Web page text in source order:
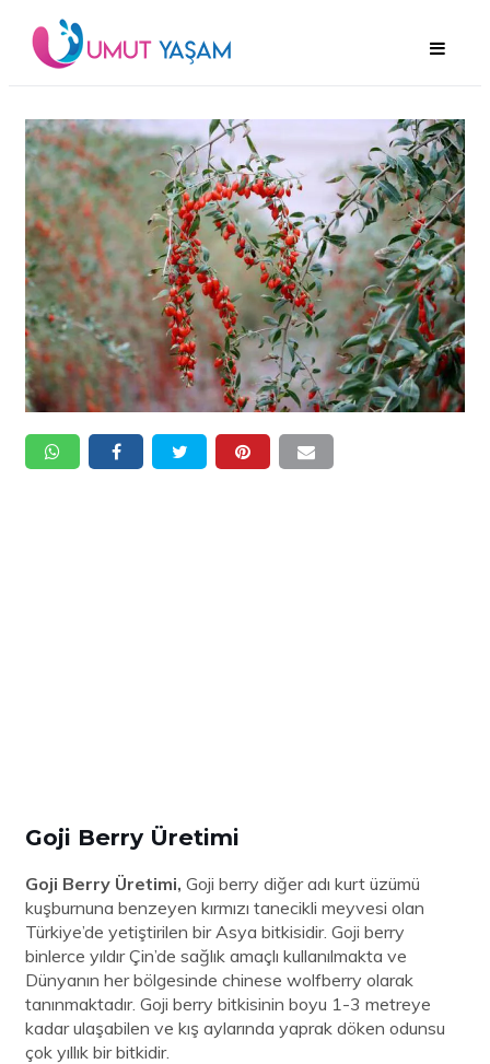
Goji Berry Üretimi
Goji Berry Üretimi, Goji berry diğer adı kurt üzümü
kuşburnuna benzeyen kırmızı tanecikli meyvesi olan
Türkiye’de yetiştirilen bir Asya bitkisidir. Goji berry
binlerce yıldır Çin’de sağlık amaçlı kullanılmakta ve
Dünyanın her bölgesinde chinese wolfberry olarak
tanınmaktadır. Goji berry bitkisinin boyu 1-3 metreye
kadar ulaşabilen ve kış aylarında yaprak döken odunsu
çok yıllık bir bitkidir.